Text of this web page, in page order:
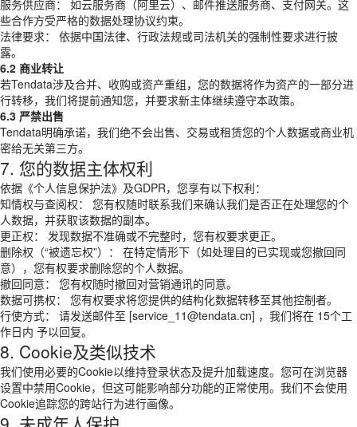
服务供应商： 如云服务商（阿里云）、邮件推送服务商、支付网关。这
些合作方受严格的数据处理协议约束。
法律要求： 依据中国法律、行政法规或司法机关的强制性要求进行披
露。
6.2 商业转让
若Tendata涉及合并、收购或资产重组，您的数据将作为资产的一部分进
行转移，我们将提前通知您，并要求新主体继续遵守本政策。
6.3 严禁出售
Tendata明确承诺，我们绝不会出售、交易或租赁您的个人数据或商业机
密给无关第三方。
7. 您的数据主体权利
依据《个人信息保护法》及GDPR，您享有以下权利：
知情权与查阅权： 您有权随时联系我们来确认我们是否正在处理您的个
人数据，并获取该数据的副本。
更正权： 发现数据不准确或不完整时，您有权要求更正。
删除权（“被遗忘权”）： 在特定情形下（如处理目的已实现或您撤回同
意），您有权要求删除您的个人数据。
撤回同意： 您有权随时撤回对营销通讯的同意。
数据可携权： 您有权要求将您提供的结构化数据转移至其他控制者。
行使方式： 请发送邮件至 [service_11@tendata.cn] ，我们将在 15个工
作日内 予以回复。
8. Cookie及类似技术
我们使用必要的Cookie以维持登录状态及提升加载速度。您可在浏览器
设置中禁用Cookie，但这可能影响部分功能的正常使用。我们不会使用
Cookie追踪您的跨站行为进行画像。